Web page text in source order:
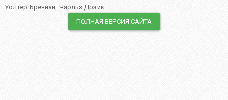
Уолтер Бреннан, Чарльз Дрэйк
ПОЛНАЯ ВЕРСИЯ САЙТА